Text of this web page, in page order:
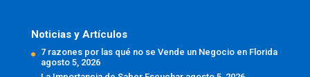
Noticias y Artículos
7 razones por las qué no se Vende un Negocio en Florida
agosto 5, 2026